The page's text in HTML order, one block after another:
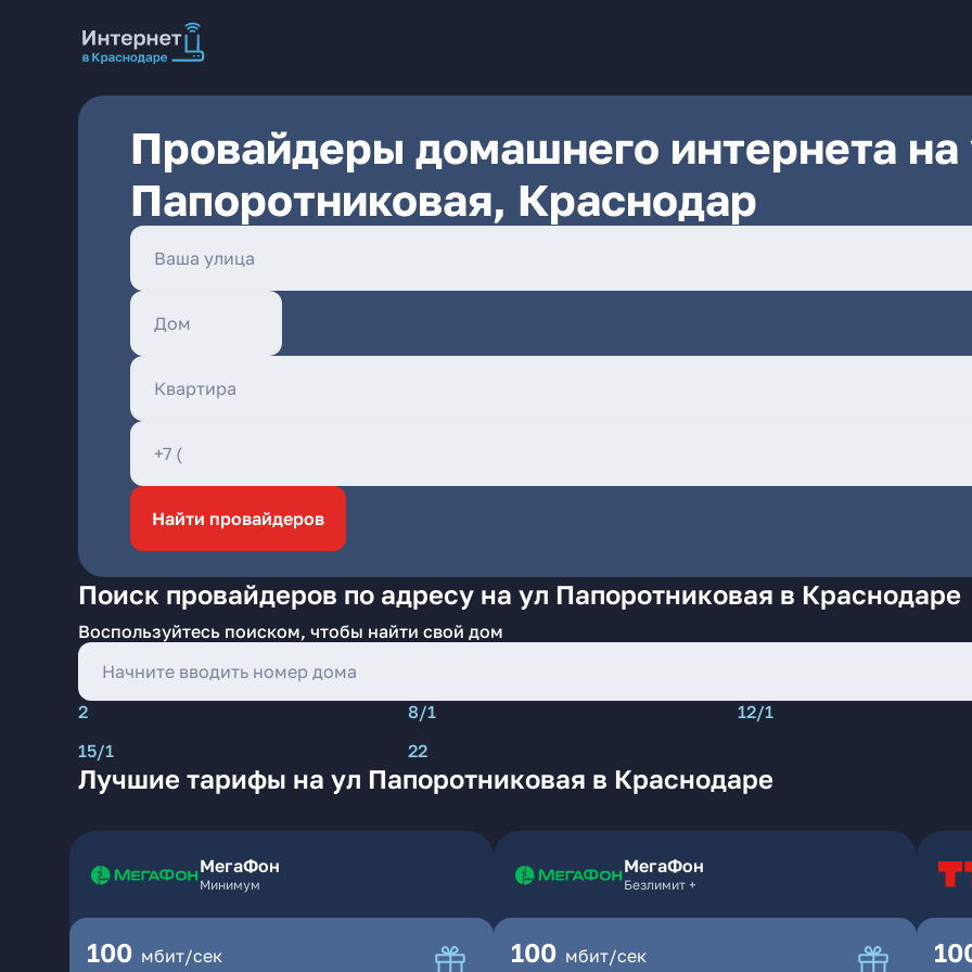
Провайдеры домашнего интернета на
Папоротниковая, Краснодар
Найти провайдеров
Поиск провайдеров по адресу на ул Папоротниковая в Краснодаре
Воспользуйтесь поиском, чтобы найти свой дом
2 8/1 12/1
15/1
22
Лучшие тарифы на ул Папоротниковая в Краснодаре
МегаФон
Минимум
100 мбит/сек
МегаФон
Безлимит +
100 мбит/сек